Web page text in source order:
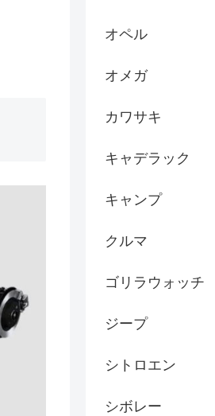
オペル
オメガ
カワサキ
キャデラック
キャンプ
クルマ
ゴリラウォッチ
ジープ
シトロエン
シボレー